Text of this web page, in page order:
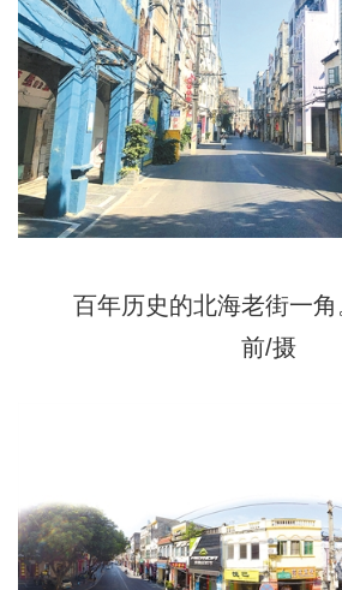
百年历史的北海老街一角
前/摄